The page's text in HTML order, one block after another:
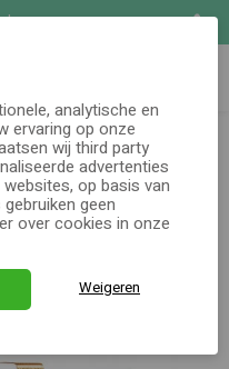
goed te gaan.
(meer) te bestaan. Ga
contact met ons op. We
analytische en
ervaring op onze
wij third party
advertenties
op basis van
geen
over cookies in onze
Weigeren